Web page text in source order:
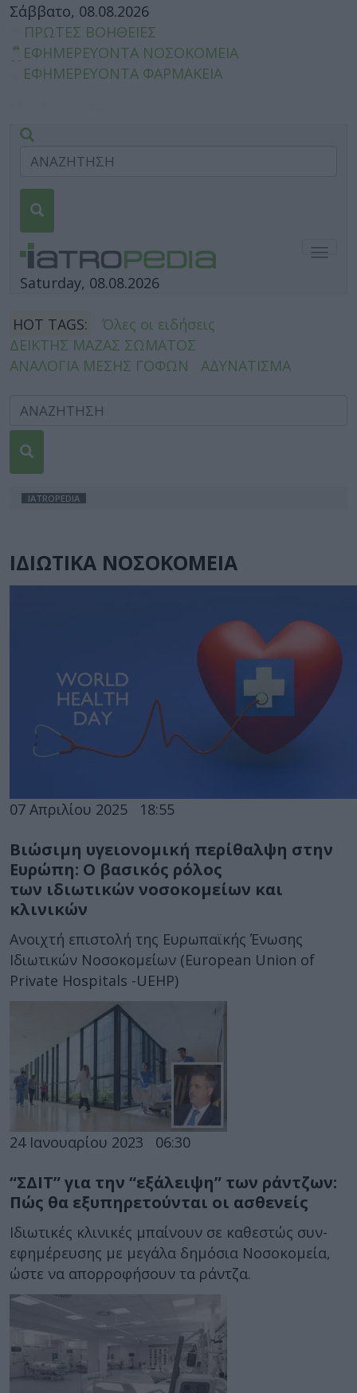
Σάββατο, 08.08.2026
ΠΡΩΤΕΣ ΒΟΗΘΕΙΕΣ
ΕΦΗΜΕΡΕΥΟΝΤΑ ΝΟΣΟΚΟΜΕΙΑ
ΕΦΗΜΕΡΕΥΟΝΤΑ ΦΑΡΜΑΚΕΙΑ
Saturday, 08.08.2026
HOT TAGS:
Όλες οι ειδήσεις
ΔΕΙΚΤΗΣ ΜΑΖΑΣ ΣΩΜΑΤΟΣ
ΑΝΑΛΟΓΙΑ ΜΕΣΗΣ ΓΟΦΩΝ
ΑΔΥΝΑΤΙΣΜΑ
IATROPEDIA
ΙΔΙΩΤΙΚΑ ΝΟΣΟΚΟΜΕΙΑ
07 Απριλίου 2025 18:55
Βιώσιμη υγειονομική περίθαλψη στην
Ευρώπη: Ο βασικός ρόλος
των ιδιωτικών νοσοκομείων και
κλινικών
Ανοιχτή επιστολή της Ευρωπαϊκής Ένωσης
Ιδιωτικών Νοσοκομείων (European Union of
Private Hospitals -UEHP)
24 Ιανουαρίου 2023 06:30
“ΣΔΙΤ” για την “εξάλειψη” των ράντζων:
Πώς θα εξυπηρετούνται οι ασθενείς
Ιδιωτικές κλινικές μπαίνουν σε καθεστώς συν-
εφημέρευσης με μεγάλα δημόσια Νοσοκομεία,
ώστε να απορροφήσουν τα ράντζα.